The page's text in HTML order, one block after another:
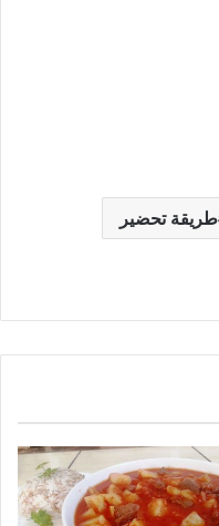
طريقة تحضير